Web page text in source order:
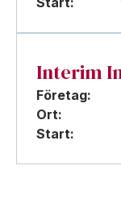
Interim
Företag:
Ort:
Start: